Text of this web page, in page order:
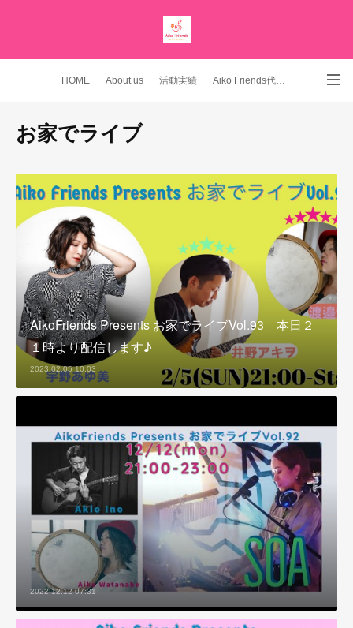
HOME About us 活動実績 Aiko Friends代表 YouTubeチャンネル
お家でライブ
AikoFriends Presents お家でライブVol.93 本日２
１時より配信します♪
2023.02.05 10:03
2022.12.12 07:31